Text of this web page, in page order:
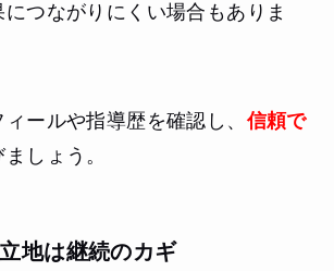
つながりにくい場合もありま
ールや指導歴を確認し、 信頼で
しょう。
地は継続のカギ